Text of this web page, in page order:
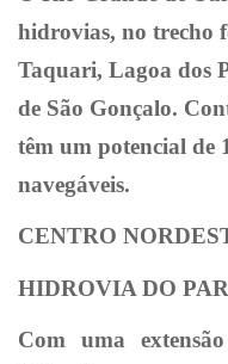
hidrovias, no trecho
Taquari, Lagoa dos
de São Gonçalo.
têm um potencial de
navegáveis.
CENTRO
HIDROVIA DO
Com uma